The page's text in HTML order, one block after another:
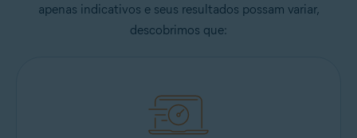
apenas indicativos e seus resultados possam variar,
descobrimos que: